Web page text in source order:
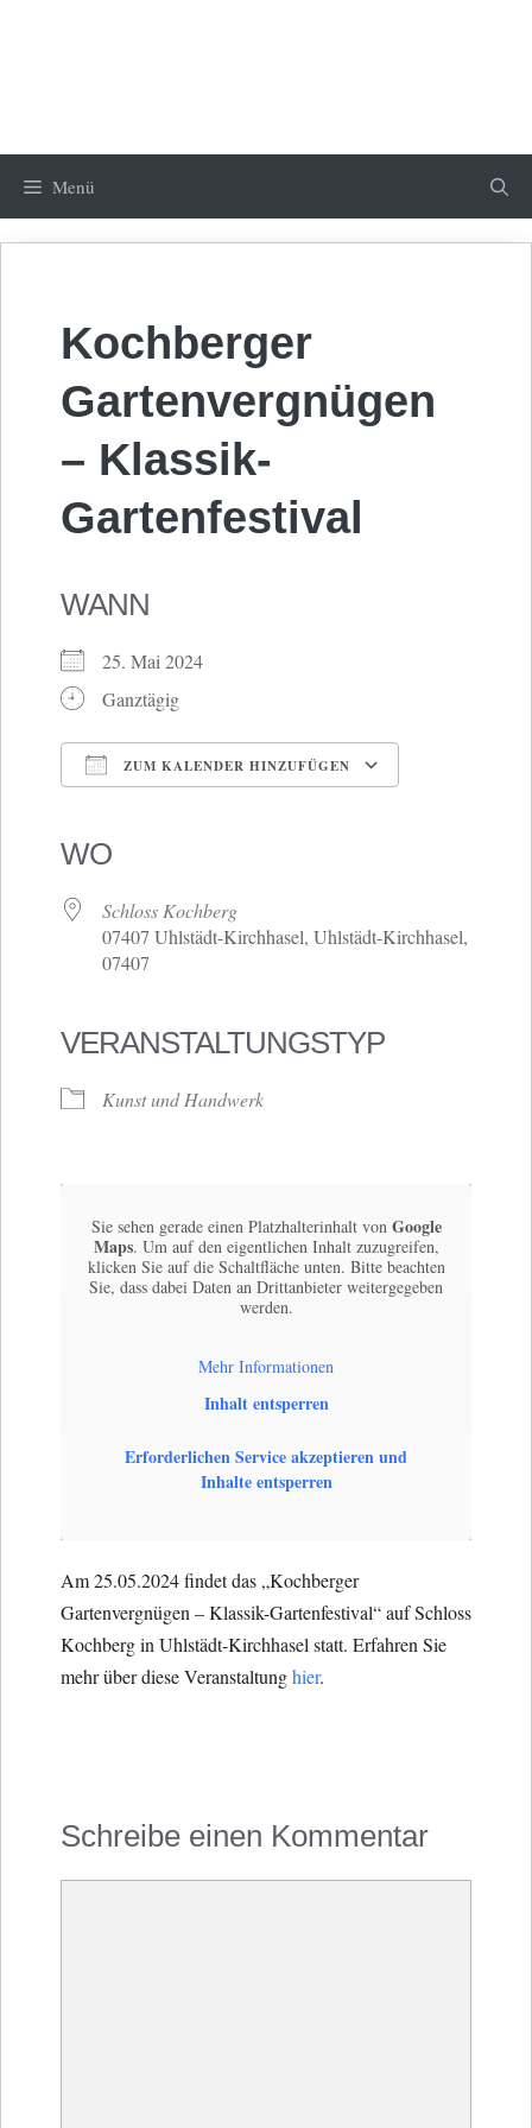
Menü
Kochberger
Gartenvergnügen
– Klassik-
Gartenfestival
WANN
25. Mai 2024
Ganztägig
ZUM KALENDER HINZUFÜGEN
WO
Schloss Kochberg
07407 Uhlstädt-Kirchhasel, Uhlstädt-Kirchhasel,
07407
VERANSTALTUNGSTYP
Kunst und Handwerk
Sie sehen gerade einen Platzhalterinhalt von Google
Maps. Um auf den eigentlichen Inhalt zuzugreifen,
klicken Sie auf die Schaltfläche unten. Bitte beachten
Sie, dass dabei Daten an Drittanbieter weitergegeben
werden.
Mehr Informationen
Inhalt entsperren
Erforderlichen Service akzeptieren und
Inhalte entsperren
Am 25.05.2024 findet das „Kochberger
Gartenvergnügen – Klassik-Gartenfestival“ auf Schloss
Kochberg in Uhlstädt-Kirchhasel statt. Erfahren Sie
mehr über diese Veranstaltunghier.
Schreibe einen Kommentar